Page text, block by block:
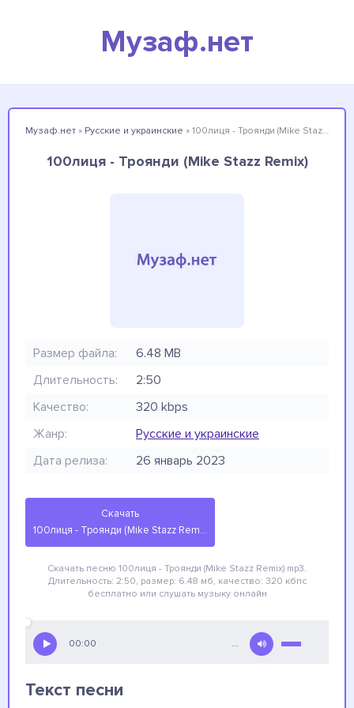
Музаф.нет
Музаф.нет » Русские и украинские » 100лиця - Троянди (Mike Stazz Remix)
100лиця - Троянди (Mike Stazz Remix)
Размер файла:
6.48 MB
Длительность:
2:50
Качество:
320 kbps
Жанр:
Русские и украинские
Дата релиза:
26 январь 2023
Скачать
100лиця - Троянди (Mike Stazz Remix)
Скачать песню 100лиця - Троянди (Mike Stazz Remix) mp3.
Длительность: 2:50, размер: 6.48 мб, качество: 320 кбпс
бесплатно или слушать музыку онлайн
00:00 …
Текст песни